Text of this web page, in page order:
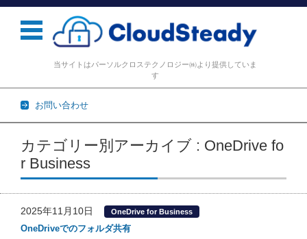
当サイトはパーソルクロステクノロジー㈱より提供していま
す
お問い合わせ
コンテンツに移動
カテゴリー別アーカイブ : OneDrive fo
r Business
2025年11月10日 OneDrive for Business
OneDriveでのフォルダ共有